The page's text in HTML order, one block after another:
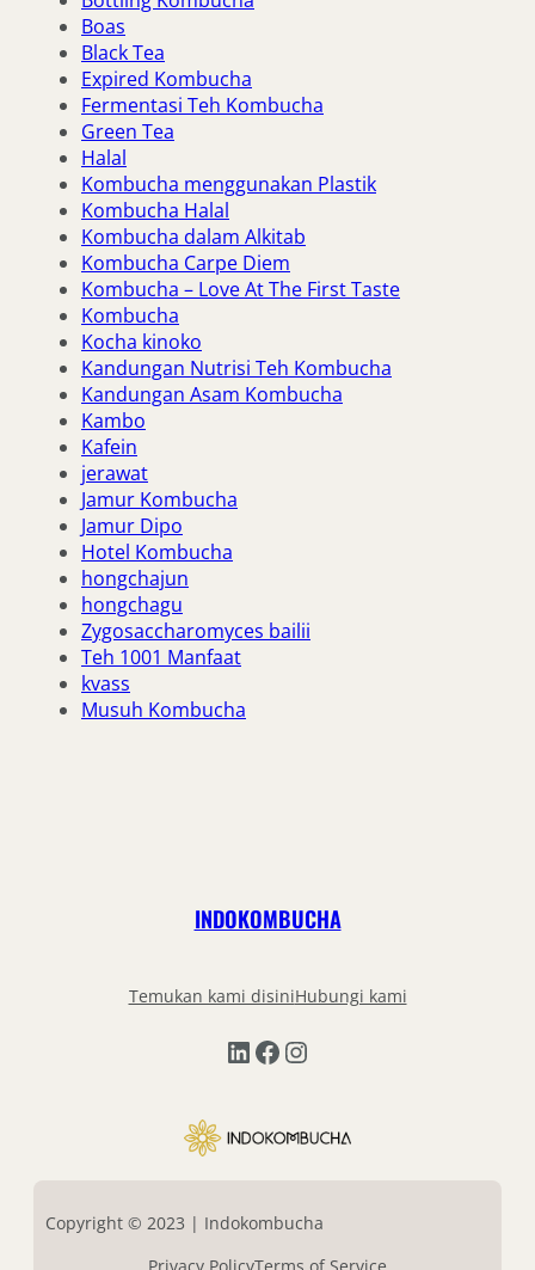
Boas
Black Tea
Expired Kombucha
Fermentasi Teh Kombucha
Green Tea
Halal
Kombucha menggunakan Plastik
Kombucha Halal
Kombucha dalam Alkitab
Kombucha Carpe Diem
Kombucha – Love At The First Taste
Kombucha
Kocha kinoko
Kandungan Nutrisi Teh Kombucha
Kandungan Asam Kombucha
Kambo
Kafein
jerawat
Jamur Kombucha
Jamur Dipo
Hotel Kombucha
hongchajun
hongchagu
Zygosaccharomyces bailii
Teh 1001 Manfaat
kvass
Musuh Kombucha
INDOKOMBUCHA
Temukan kami disiniHubungi kami
LinkedIn Facebook Instagram
Copyright © 2023 | Indokombucha